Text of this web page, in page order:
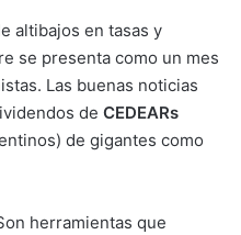
altibajos en tasas y
se presenta como un mes
Las buenas noticias
de CEDEARs
de gigantes como
herramientas que